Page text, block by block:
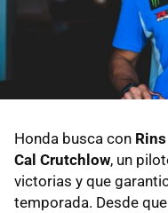
Honda busca con
Cal Crutchlow, un
victorias y que
temporada. Desde